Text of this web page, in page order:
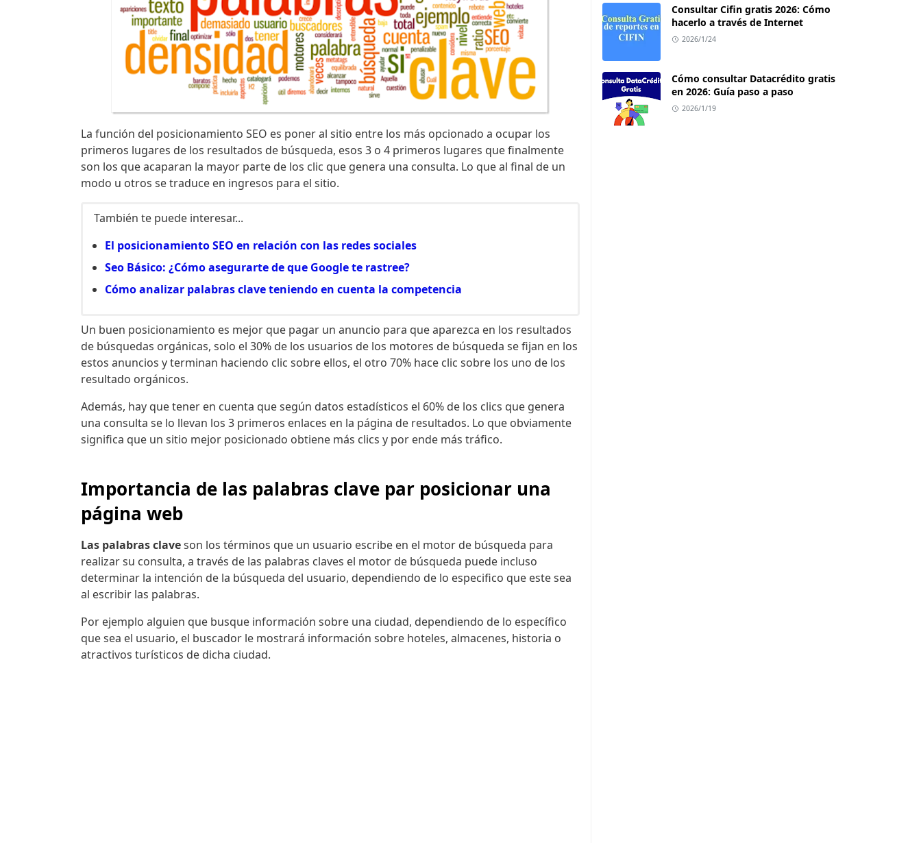
La función del posicionamiento SEO es poner al sitio entre los más opcionado a ocupar los
primeros lugares de los resultados de búsqueda, esos 3 o 4 primeros lugares que finalmente
son los que acaparan la mayor parte de los clic que genera una consulta. Lo que al final de un
modo u otros se traduce en ingresos para el sitio.
También te puede interesar...
El posicionamiento SEO en relación con las redes sociales
Seo Básico: ¿Cómo asegurarte de que Google te rastree?
Cómo analizar palabras clave teniendo en cuenta la competencia
Un buen posicionamiento es mejor que pagar un anuncio para que aparezca en los resultados
de búsquedas orgánicas, solo el 30% de los usuarios de los motores de búsqueda se fijan en los
estos anuncios y terminan haciendo clic sobre ellos, el otro 70% hace clic sobre los uno de los
resultado orgánicos.
Además, hay que tener en cuenta que según datos estadísticos el 60% de los clics que genera
una consulta se lo llevan los 3 primeros enlaces en la página de resultados. Lo que obviamente
significa que un sitio mejor posicionado obtiene más clics y por ende más tráfico.
Importancia de las palabras clave par posicionar una
página web
Las palabras claveson los términos que un usuario escribe en el motor de búsqueda para
realizar su consulta, a través de las palabras claves el motor de búsqueda puede incluso
determinar la intención de la búsqueda del usuario, dependiendo de lo especifico que este sea
al escribir las palabras.
Por ejemplo alguien que busque información sobre una ciudad, dependiendo de lo específico
que sea el usuario, el buscador le mostrará información sobre hoteles, almacenes, historia o
atractivos turísticos de dicha ciudad.
Consultar Cifin gratis 2026: Cómo
hacerlo a través de Internet
2026/1/24
Cómo consultar Datacrédito gratis
en 2026: Guía paso a paso
2026/1/19